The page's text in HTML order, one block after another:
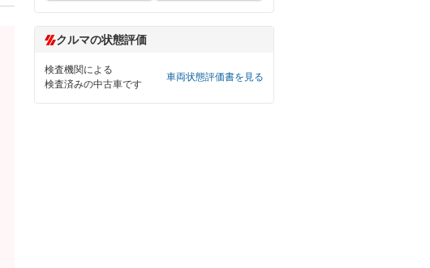
クルマの状態評価
検査機関による
検査済みの中古車です
車両状態評価書を見る